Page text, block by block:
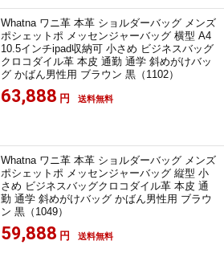
Whatna ワニ革 本革 ショルダーバッグ メンズ
ポシェットポ メッセンジャーバッグ 横型 A4
10.5インチipad収納可 小さめ ビジネスバッグ
クロコダイル革 本皮 通勤 通学 斜めがけバッ
グ かばん男性用 ブラウン 黒（1102）
63,888 円 送料無料
Whatna ワニ革 本革 ショルダーバッグ メンズ
ポシェットポ メッセンジャーバッグ 縦型 小
さめ ビジネスバッグクロコダイル革 本皮 通
勤 通学 斜めがけバッグ かばん男性用 ブラウ
ン 黒（1049）
59,888 円 送料無料